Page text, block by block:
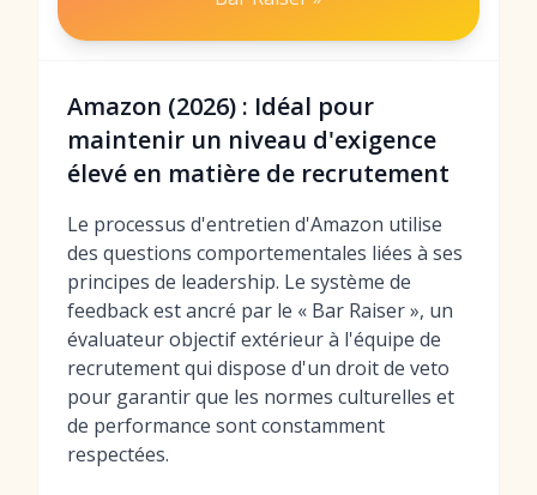
Amazon (2026) : Idéal pour
maintenir un niveau d'exigence
élevé en matière de recrutement
Le processus d'entretien d'Amazon utilise
des questions comportementales liées à ses
principes de leadership. Le système de
feedback est ancré par le « Bar Raiser », un
évaluateur objectif extérieur à l'équipe de
recrutement qui dispose d'un droit de veto
pour garantir que les normes culturelles et
de performance sont constamment
respectées.